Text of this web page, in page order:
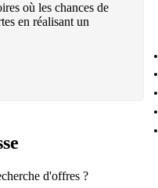
où les chances de
en réalisant un
d'offres ?